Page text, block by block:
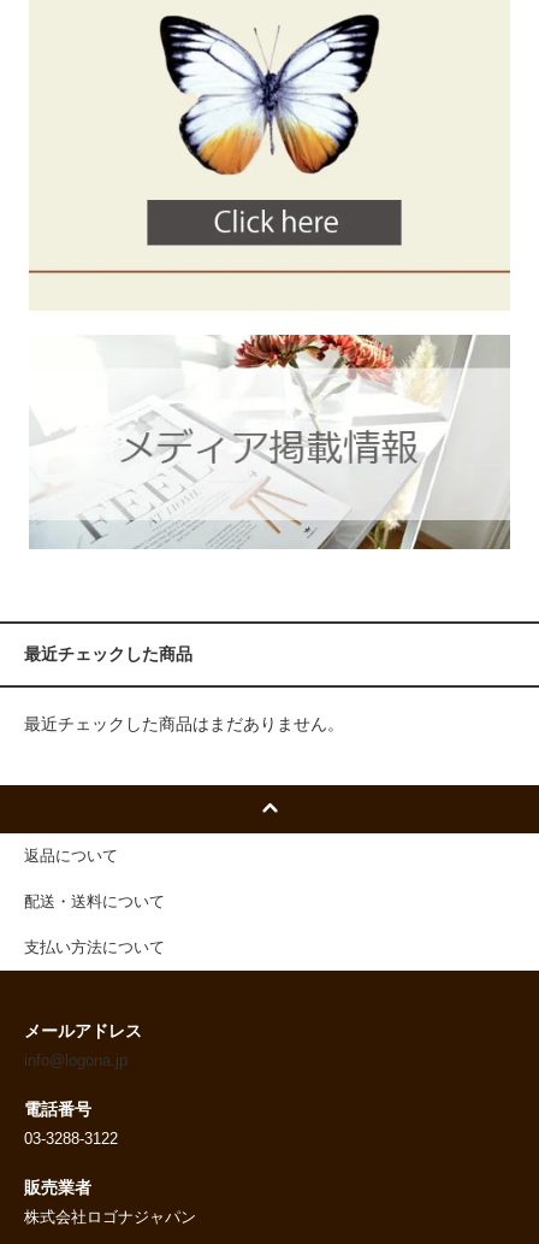
最近チェックした商品
最近チェックした商品はまだありません。
返品について
配送・送料について
支払い方法について
メールアドレス
info@logona.jp
電話番号
03-3288-3122
販売業者
株式会社ロゴナジャパン